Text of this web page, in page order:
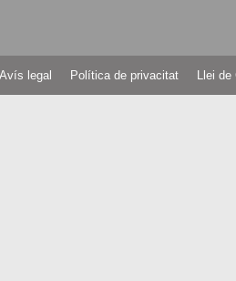
Avís legal Política de privacitat Llei de